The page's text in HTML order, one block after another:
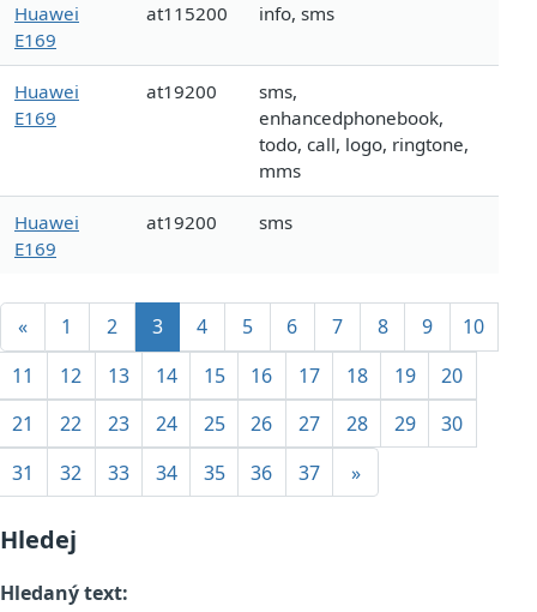
Huawei
E169
at115200 info, sms
Huawei
E169
at19200
sms,
enhancedphonebook,
todo, call, logo, ringtone,
mms
Huawei
E169
at19200 sms
« 1 2 3 4 5 6 7 8 9
10
11
12 13 14 15 16 17 18 19
20
21
22 23 24 25 26 27 28 29
30
31
32 33 34 35 36 37 »
Hledej
Hledaný text: